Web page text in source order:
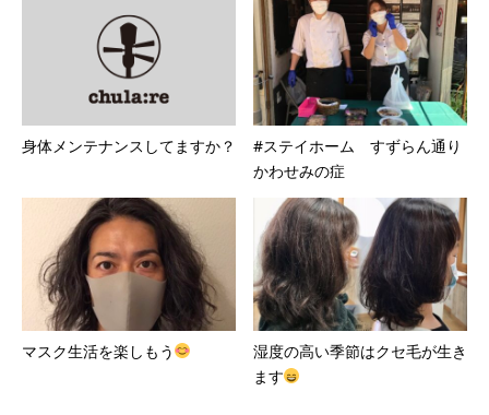
身体メンテナンスしてますか？
#ステイホーム すずらん通り
かわせみの症
マスク生活を楽しもう
湿度の高い季節はクセ毛が生き
ます